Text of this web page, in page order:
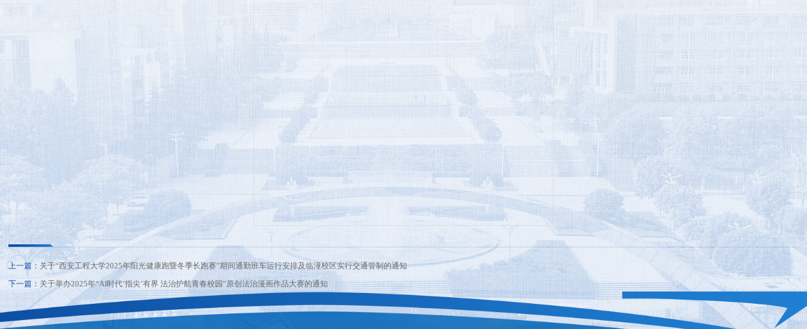
上一篇： 关于“西安工程大学2025年阳光健康跑暨冬季长跑赛”期间通勤班车运行安排及临潼校区实行交通管制的通知
下一篇： 关于举办2025年“AI时代‘指尖’有界 法治护航青春校园”原创法治漫画作品大赛的通知